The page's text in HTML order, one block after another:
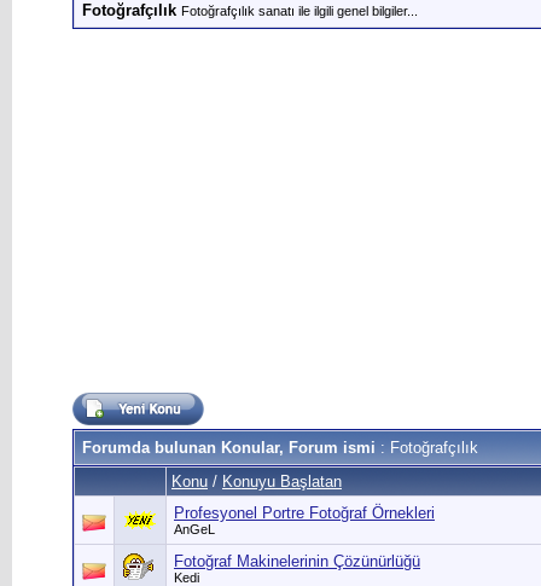
Fotoğrafçılık Fotoğrafçılık sanatı ile ilgili genel bilgiler...
Forumda bulunan Konular, Forum ismi : Fotoğrafçılık
Konu / Konuyu Başlatan
Profesyonel Portre Fotoğraf Örnekleri
AnGeL
Fotoğraf Makinelerinin Çözünürlüğü
Kedi